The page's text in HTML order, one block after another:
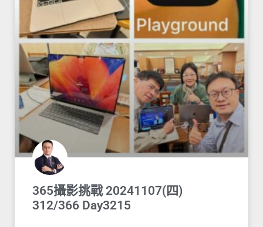
365攝影挑戰 20241107(四)
312/366 Day3215